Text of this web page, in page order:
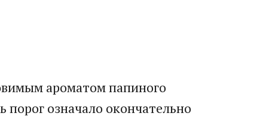
ароматом папиного
порог означало окончательно